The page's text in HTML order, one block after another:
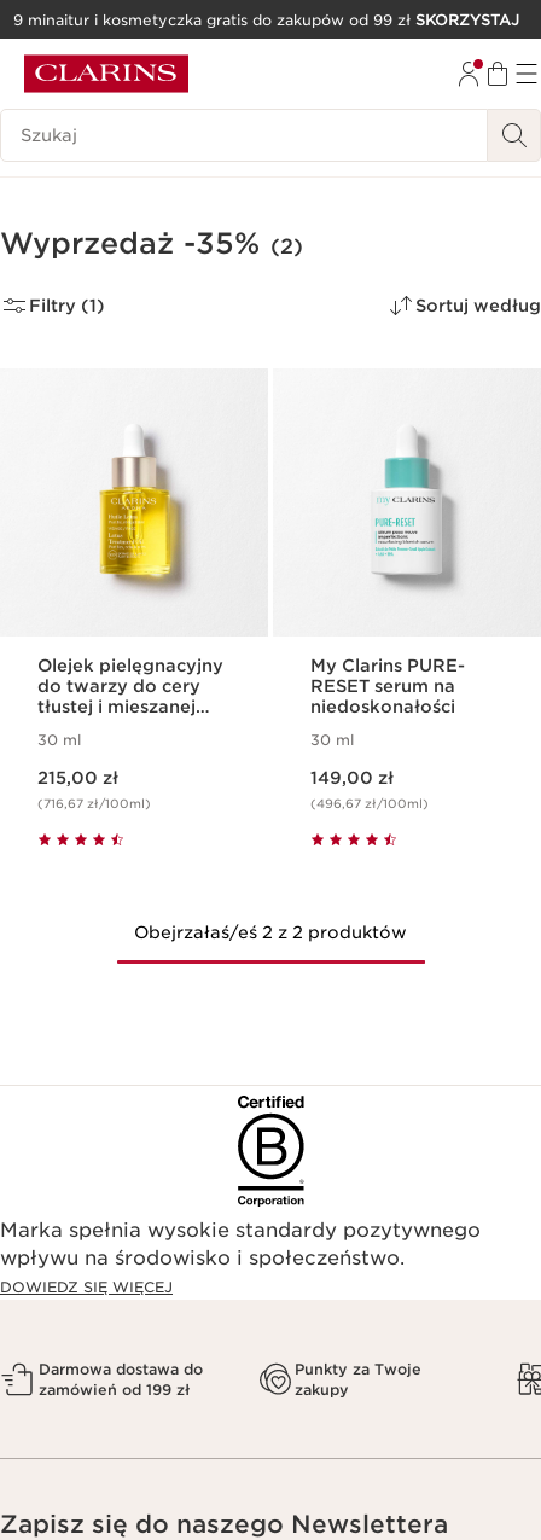
PRZEJDŹ DO TREŚCI
9 minaitur i kosmetyczka gratis do zakupów od 99 zł SKORZYSTAJ
Historia wyszukiwania
Wyprzedaż -35% (2)
Filtry (1) Sortuj według
Olejek pielęgnacyjny
do twarzy do cery
tłustej i mieszanej
Treatment Oil
30 ml
215,00 zł
(716,67 zł/100ml)
My Clarins PURE-
RESET serum na
niedoskonałości
30 ml
149,00 zł
(496,67 zł/100ml)
Obejrzałaś/eś 2 z 2 produktów
Marka spełnia wysokie standardy pozytywnego
wpływu na środowisko i społeczeństwo.​
DOWIEDZ SIĘ WIĘCEJ
Darmowa dostawa do
zamówień od 199 zł
Punkty za Twoje
zakupy
Zapisz się do naszego Newslettera